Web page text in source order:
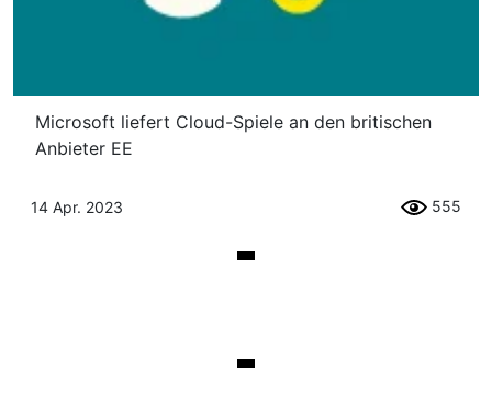
Microsoft liefert Cloud-Spiele an den britischen
Anbieter EE
14 Apr. 2023 555